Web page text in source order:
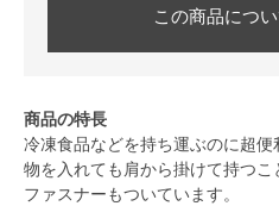
この商品につ
商品の特長
冷凍食品などを持ち運ぶのに超
物を入れても肩から掛けて持つ
ファスナーもついています。